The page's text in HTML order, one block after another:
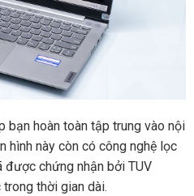
bạn hoàn toàn tập trung vào nội
hình này còn có công nghệ lọc
được chứng nhận bởi TUV
trong thời gian dài.